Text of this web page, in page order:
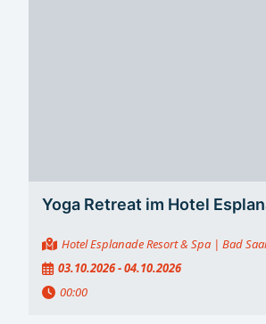
Yoga Retreat im Hotel
Hotel Esplanade Resort & Spa | Bad
03.10.2026 - 04.10.2026
00:00